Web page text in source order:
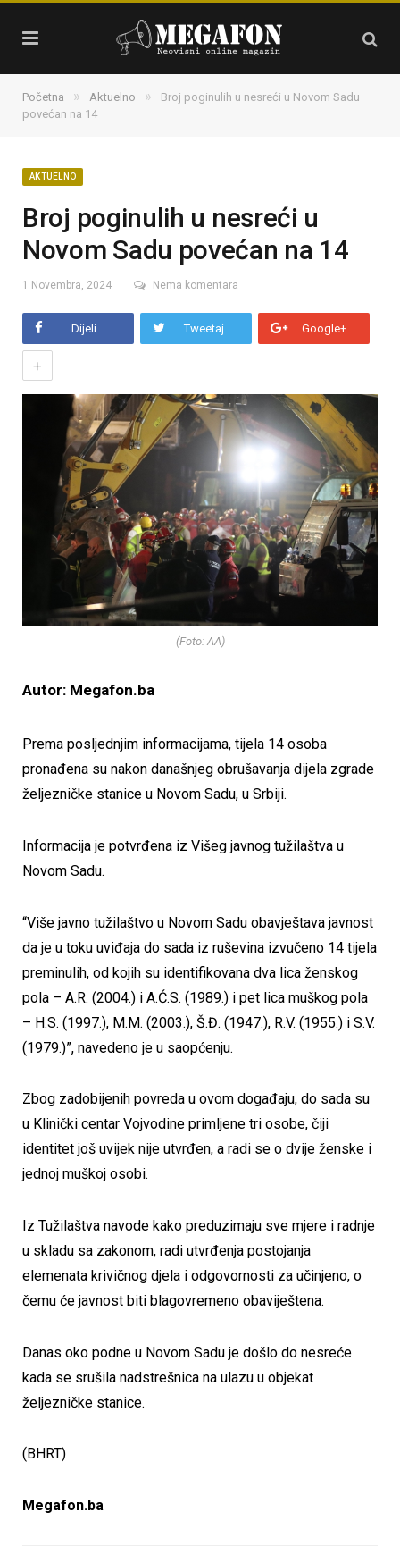
Početna » Aktuelno »
Broj poginulih u nesreći u Novom Sadu
povećan na 14
AKTUELNO
Broj poginulih u nesreći u
Novom Sadu povećan na 14
1 Novembra, 2024 Nema komentara
Dijeli Tweetaj Google+
+
(Foto: AA)
Autor: Megafon.ba
Prema posljednjim informacijama, tijela 14 osoba
pronađena su nakon današnjeg obrušavanja dijela zgrade
željezničke stanice u Novom Sadu, u Srbiji.
Informacija je potvrđena iz Višeg javnog tužilaštva u
Novom Sadu.
“Više javno tužilaštvo u Novom Sadu obavještava javnost
da je u toku uviđaja do sada iz ruševina izvučeno 14 tijela
preminulih, od kojih su identifikovana dva lica ženskog
pola – A.R. (2004.) i A.Ć.S. (1989.) i pet lica muškog pola
– H.S. (1997.), M.M. (2003.), Š.Đ. (1947.), R.V. (1955.) i S.V.
(1979.)”, navedeno je u saopćenju.
Zbog zadobijenih povreda u ovom događaju, do sada su
u Klinički centar Vojvodine primljene tri osobe, čiji
identitet još uvijek nije utvrđen, a radi se o dvije ženske i
jednoj muškoj osobi.
Iz Tužilaštva navode kako preduzimaju sve mjere i radnje
u skladu sa zakonom, radi utvrđenja postojanja
elemenata krivičnog djela i odgovornosti za učinjeno, o
čemu će javnost biti blagovremeno obaviještena.
Danas oko podne u Novom Sadu je došlo do nesreće
kada se srušila nadstrešnica na ulazu u objekat
željezničke stanice.
(BHRT)
Megafon.ba